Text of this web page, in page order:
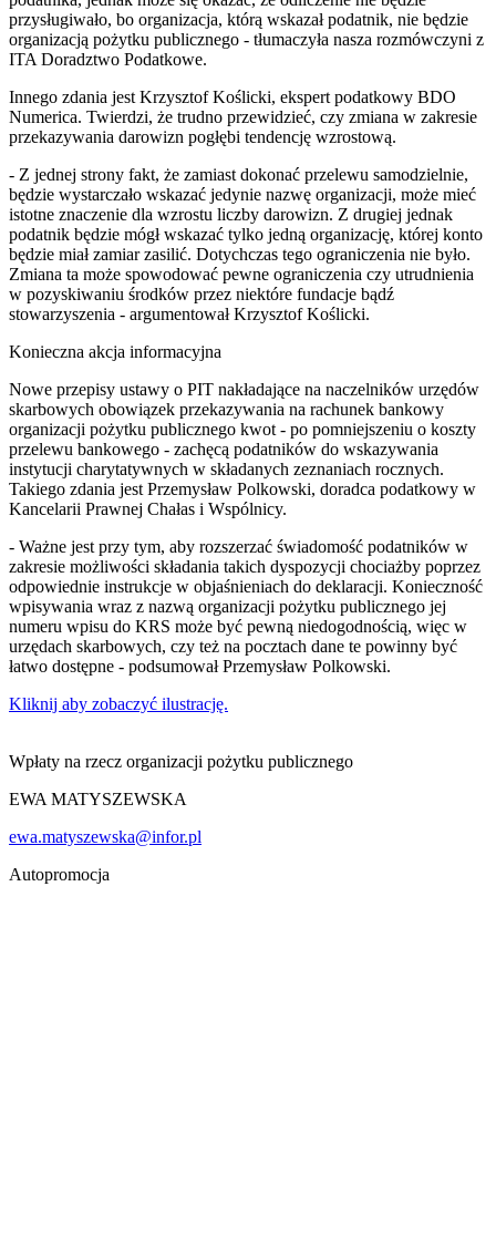
przysługiwało, bo organizacja, którą wskazał podatnik, nie będzie
organizacją pożytku publicznego - tłumaczyła nasza rozmówczyni z
ITA Doradztwo Podatkowe.
Innego zdania jest Krzysztof Koślicki, ekspert podatkowy BDO
Numerica. Twierdzi, że trudno przewidzieć, czy zmiana w zakresie
przekazywania darowizn pogłębi tendencję wzrostową.
- Z jednej strony fakt, że zamiast dokonać przelewu samodzielnie,
będzie wystarczało wskazać jedynie nazwę organizacji, może mieć
istotne znaczenie dla wzrostu liczby darowizn. Z drugiej jednak
podatnik będzie mógł wskazać tylko jedną organizację, której konto
będzie miał zamiar zasilić. Dotychczas tego ograniczenia nie było.
Zmiana ta może spowodować pewne ograniczenia czy utrudnienia
w pozyskiwaniu środków przez niektóre fundacje bądź
stowarzyszenia - argumentował Krzysztof Koślicki.
Konieczna akcja informacyjna
Nowe przepisy ustawy o PIT nakładające na naczelników urzędów
skarbowych obowiązek przekazywania na rachunek bankowy
organizacji pożytku publicznego kwot - po pomniejszeniu o koszty
przelewu bankowego - zachęcą podatników do wskazywania
instytucji charytatywnych w składanych zeznaniach rocznych.
Takiego zdania jest Przemysław Polkowski, doradca podatkowy w
Kancelarii Prawnej Chałas i Wspólnicy.
- Ważne jest przy tym, aby rozszerzać świadomość podatników w
zakresie możliwości składania takich dyspozycji chociażby poprzez
odpowiednie instrukcje w objaśnieniach do deklaracji. Konieczność
wpisywania wraz z nazwą organizacji pożytku publicznego jej
numeru wpisu do KRS może być pewną niedogodnością, więc w
urzędach skarbowych, czy też na pocztach dane te powinny być
łatwo dostępne - podsumował Przemysław Polkowski.
Kliknij aby zobaczyć ilustrację.
Wpłaty na rzecz organizacji pożytku publicznego
EWA MATYSZEWSKA
ewa.matyszewska@infor.pl
Autopromocja